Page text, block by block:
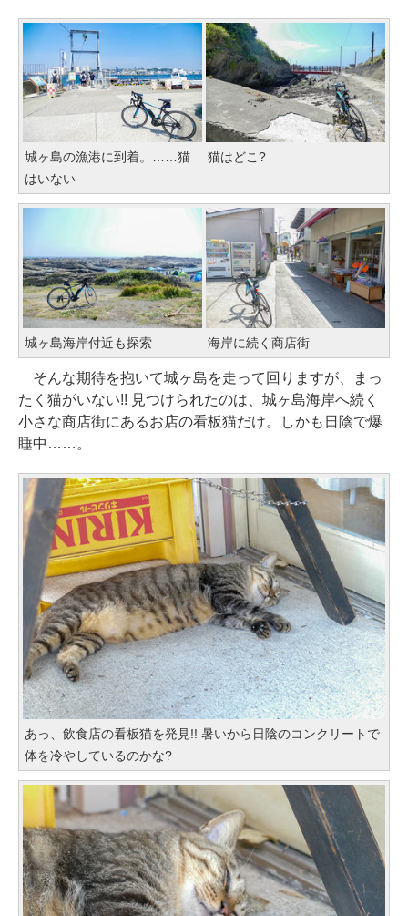
城ヶ島の漁港に到着。……猫
はいない
猫はどこ?
城ヶ島海岸付近も探索 海岸に続く商店街
そんな期待を抱いて城ヶ島を走って回りますが、まっ
たく猫がいない!! 見つけられたのは、城ヶ島海岸へ続く
小さな商店街にあるお店の看板猫だけ。しかも日陰で爆
睡中……。
あっ、飲食店の看板猫を発見!! 暑いから日陰のコンクリートで
体を冷やしているのかな?